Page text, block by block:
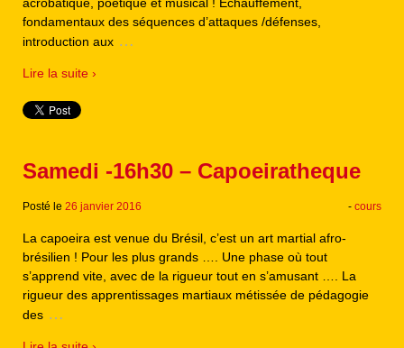
fondamentaux des séquences d’attaques /défenses,
introduction aux …
Lire la suite ›
Samedi -16h30 – Capoeiratheque
Posté le 26 janvier 2016 - cours
La capoeira est venue du Brésil, c’est un art martial afro-
brésilien ! Pour les plus grands …. Une phase où tout
s’apprend vite, avec de la rigueur tout en s’amusant …. La
rigueur des apprentissages martiaux métissée de pédagogie
des …